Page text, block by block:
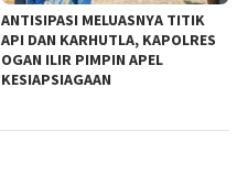
ANTISIPASI MELUASNYA TITIK
API DAN KARHUTLA, KAPOLRES
OGAN ILIR PIMPIN APEL
KESIAPSIAGAAN